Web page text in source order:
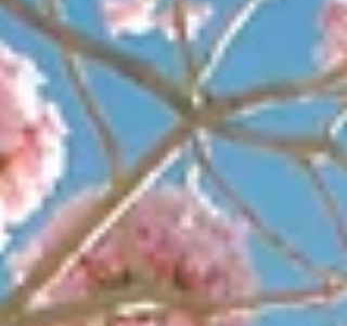
associations du 92, telles que le judo, les
échecs, les parcours sportifs, l’escrime ou
encore le hockey. Ils ont également eu
l’opportunité de rencontrer le président
Racing